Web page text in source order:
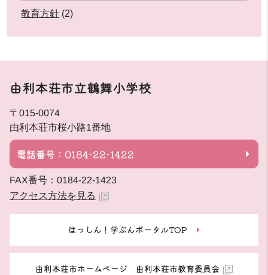
教育方針 (2)
由利本荘市立鶴舞小学校
〒015-0074
由利本荘市桜小路1番地
電話番号：0184-22-1422
FAX番号：0184-22-1423
アクセス方法を見る
はっしん！学ぶんポータルTOP
由利本荘市ホームページ 由利本荘市教育委員会